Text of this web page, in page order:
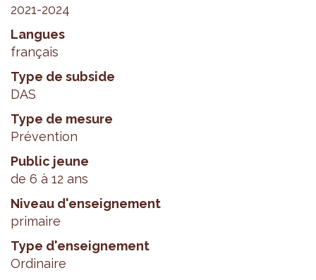
2021-2024
Langues
français
Type de subside
DAS
Type de mesure
Prévention
Public jeune
de 6 à 12 ans
Niveau d'enseignement
primaire
Type d'enseignement
Ordinaire